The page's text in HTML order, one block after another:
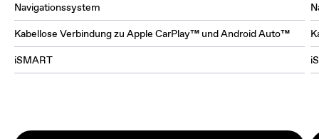
Navigationssystem
Kabellose Verbindung zu Apple CarPlay™ und Android Auto™
iSMART